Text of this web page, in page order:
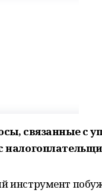
связанные с
инструмент